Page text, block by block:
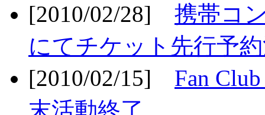
[2010/02/28] 携帯コ
にてチケット先行予
[2010/02/15] Fan
末活動終了